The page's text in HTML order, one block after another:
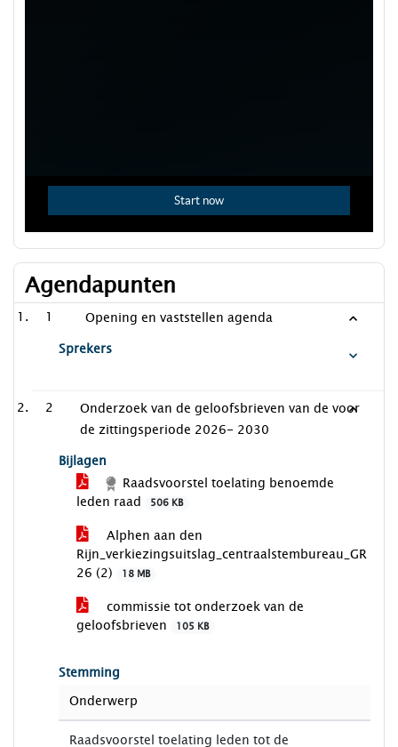
Agendapunten
1
Opening en vaststellen agenda
Sprekers
2
Onderzoek van de geloofsbrieven van de voor
de zittingsperiode 2026- 2030
Bijlagen
Raadsvoorstel toelating benoemde
leden raad
506 KB
Alphen aan den
Rijn_verkiezingsuitslag_centraalstembureau_GR
26 (2)
18 MB
commissie tot onderzoek van de
geloofsbrieven
105 KB
Stemming
Onderwerp
Raadsvoorstel toelating leden tot de